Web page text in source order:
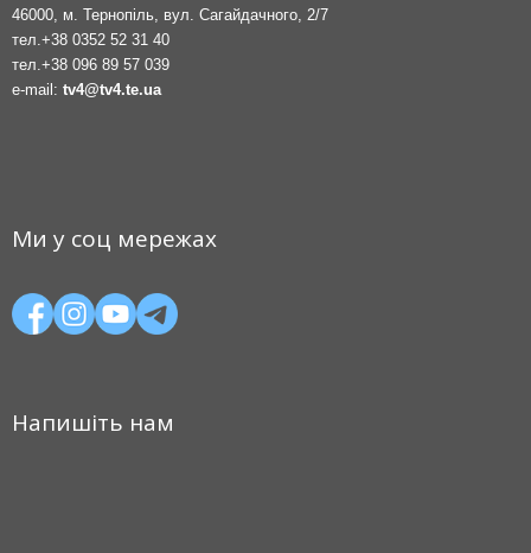
46000, м. Тернопіль, вул. Сагайдачного, 2/7
тел. +38 0352 52 31 40
тел. +38 096 89 57 039
e-mail: tv4@tv4.te.ua
Ми у соц мережах
Напишіть нам